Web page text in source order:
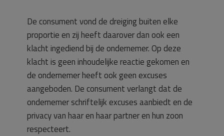
De consument vond de dreiging buiten elke
proportie en zij heeft daarover dan ook een
klacht ingediend bij de ondernemer. Op deze
klacht is geen inhoudelijke reactie gekomen en
de ondernemer heeft ook geen excuses
aangeboden. De consument verlangt dat de
ondernemer schriftelijk excuses aanbiedt en de
privacy van haar en haar partner en hun zoon
respecteert.